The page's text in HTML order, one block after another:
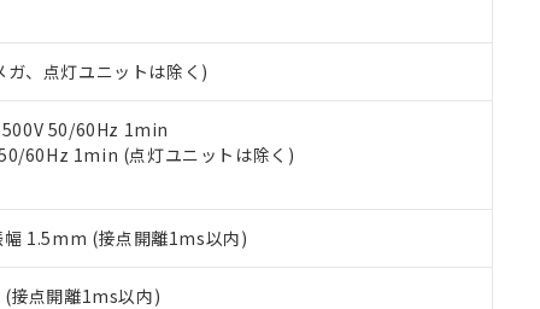
、点灯ユニットは除く)
50/60Hz 1min
60Hz 1min (点灯ユニットは除く)
1.5mm (接点開離1ms以内)
(接点開離1ms以内)
タル酸エステル類４物質の対応では、対応完了までの期間は出
欄に対応日を記載しておりました。
への在庫切替を完了していることから、特段のことがない限り